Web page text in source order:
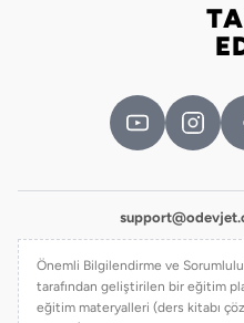
Önemli Bilgilendirme ve
tarafından geliştirilen bir eğitim
eğitim materyalleri (ders kitabı